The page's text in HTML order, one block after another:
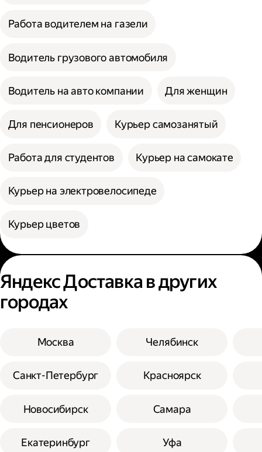
Работа водителем на газели
Водитель грузового автомобиля
Водитель на авто компании Для женщин
Для пенсионеров Курьер самозанятый
Работа для студентов Курьер на самокате
Курьер на электровелосипеде
Курьер цветов
Яндекс Доставка в других
городах
Москва
Санкт-Петербург
Новосибирск
Екатеринбург
Челябинск
Красноярск
Самара
Уфа